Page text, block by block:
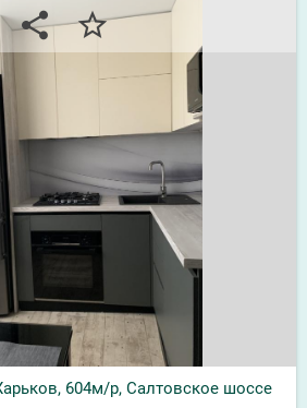
share star_border
604м/р, Салтовское шоссе